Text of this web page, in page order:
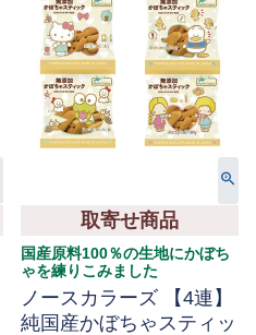
取寄せ商品
国産原料100％の生地にかぼち
ゃを練りこみました
ノースカラーズ 【4連】
純国産かぼちゃスティッ